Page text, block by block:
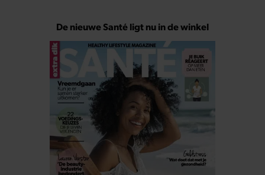
De nieuwe Santé ligt nu in de winkel